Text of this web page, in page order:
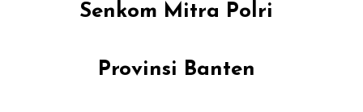
Senkom Mitra Polri
Provinsi Banten